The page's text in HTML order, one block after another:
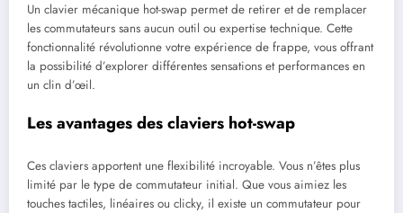
Un clavier mécanique hot-swap permet de retirer et de remplacer
les commutateurs sans aucun outil ou expertise technique. Cette
fonctionnalité révolutionne votre expérience de frappe, vous offrant
la possibilité d’explorer différentes sensations et performances en
un clin d’œil.
Les avantages des claviers hot-swap
Ces claviers apportent une flexibilité incroyable. Vous n’êtes plus
limité par le type de commutateur initial. Que vous aimiez les
touches tactiles, linéaires ou clicky, il existe un commutateur pour